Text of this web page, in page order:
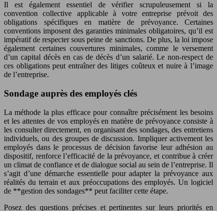
Il est également essentiel de vérifier scrupuleusement si la
convention collective applicable à votre entreprise prévoit des
obligations spécifiques en matière de prévoyance. Certaines
conventions imposent des garanties minimales obligatoires, qu’il est
impératif de respecter sous peine de sanctions. De plus, la loi impose
également certaines couvertures minimales, comme le versement
d’un capital décès en cas de décès d’un salarié. Le non-respect de
ces obligations peut entraîner des litiges coûteux et nuire à l’image
de l’entreprise.
Sondage auprès des employés clés
La méthode la plus efficace pour connaître précisément les besoins
et les attentes de vos employés en matière de prévoyance consiste à
les consulter directement, en organisant des sondages, des entretiens
individuels, ou des groupes de discussion. Impliquer activement les
employés dans le processus de décision favorise leur adhésion au
dispositif, renforce l’efficacité de la prévoyance, et contribue à créer
un climat de confiance et de dialogue social au sein de l’entreprise. Il
s’agit d’une démarche essentielle pour adapter la prévoyance aux
réalités du terrain et aux préoccupations des employés. Un logiciel
de **gestion des sondages** peut faciliter cette étape.
Posez des questions précises et pertinentes sur leurs priorités en